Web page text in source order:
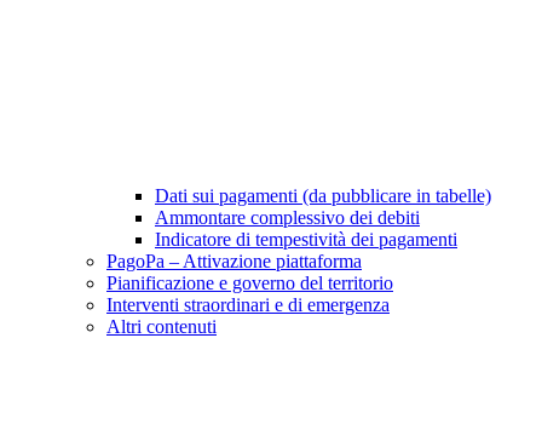
Dati sui pagamenti (da pubblicare in tabelle)
Ammontare complessivo dei debiti
Indicatore di tempestività dei pagamenti
PagoPa – Attivazione piattaforma
Pianificazione e governo del territorio
Interventi straordinari e di emergenza
Altri contenuti